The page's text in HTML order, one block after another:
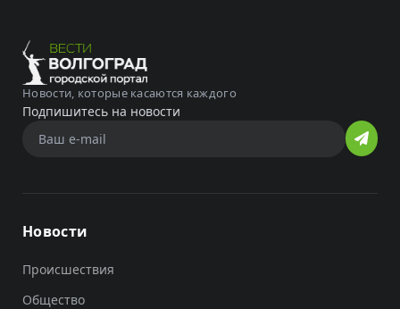
Новости, которые касаются каждого
Подпишитесь на новости
Новости
Происшествия
Общество